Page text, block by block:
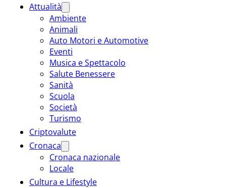
Attualità
Ambiente
Animali
Auto Motori e Automotive
Eventi
Musica e Spettacolo
Salute Benessere
Sanità
Scuola
Società
Turismo
Criptovalute
Cronaca
Cronaca nazionale
Locale
Cultura e Lifestyle